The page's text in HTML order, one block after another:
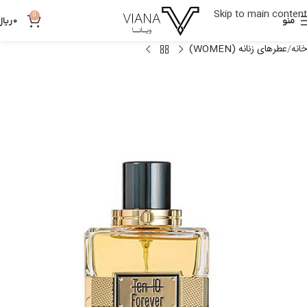
Skip to main content
منو 0
0
خانه عطرهای زنانه (WOMEN)